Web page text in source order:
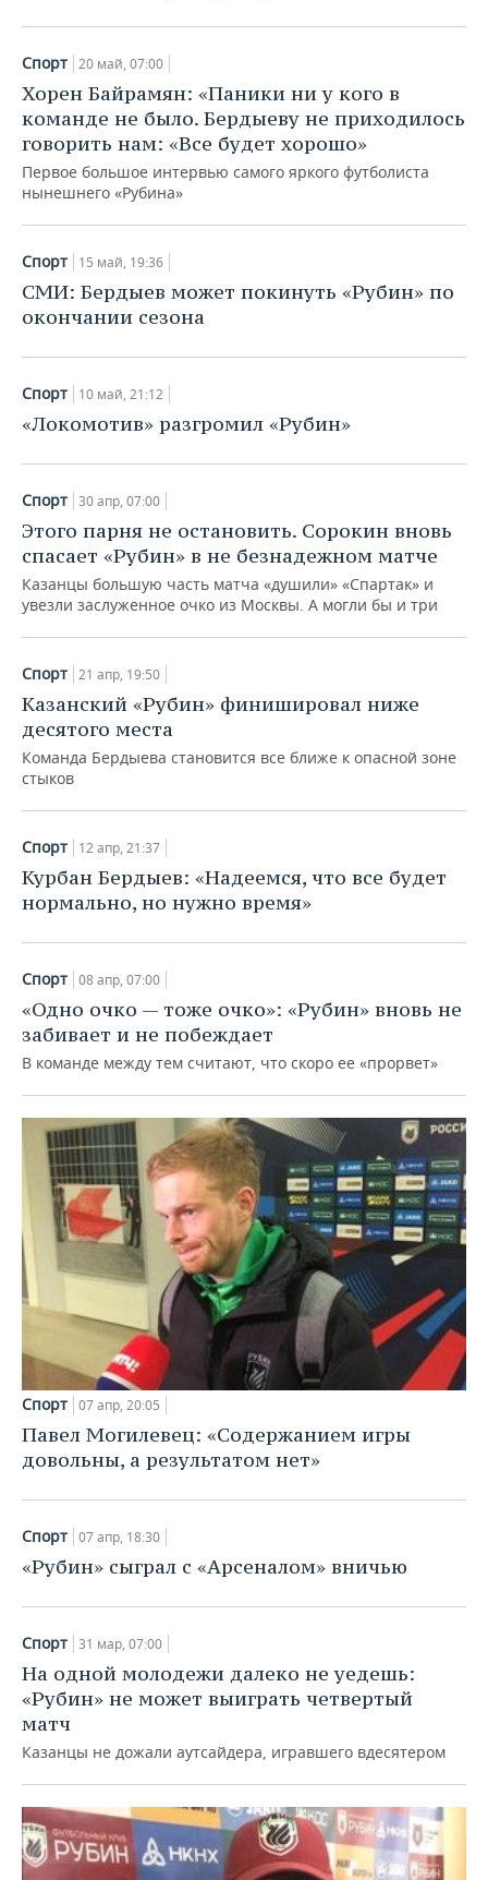
Спорт 20 май, 07:00
Хорен Байрамян: «Паники ни у кого в
команде не было. Бердыеву не приходилось
говорить нам: «Все будет хорошо»
Первое большое интервью самого яркого футболиста
нынешнего «Рубина»
Спорт 15 май, 19:36
СМИ: Бердыев может покинуть «Рубин» по
окончании сезона
Спорт 10 май, 21:12
«Локомотив» разгромил «Рубин»
Спорт 30 апр, 07:00
Этого парня не остановить. Сорокин вновь
спасает «Рубин» в не безнадежном матче
Казанцы большую часть матча «душили» «Спартак» и
увезли заслуженное очко из Москвы. А могли бы и три
Спорт 21 апр, 19:50
Казанский «Рубин» финишировал ниже
десятого места
Команда Бердыева становится все ближе к опасной зоне
стыков
Спорт 12 апр, 21:37
Курбан Бердыев: «Надеемся, что все будет
нормально, но нужно время»
Спорт 08 апр, 07:00
«Одно очко — тоже очко»: «Рубин» вновь не
забивает и не побеждает
В команде между тем считают, что скоро ее «прорвет»
Спорт 07 апр, 20:05
Павел Могилевец: «Содержанием игры
довольны, а результатом нет»
Спорт 07 апр, 18:30
«Рубин» сыграл с «Арсеналом» вничью
Спорт 31 мар, 07:00
На одной молодежи далеко не уедешь:
«Рубин» не может выиграть четвертый
матч
Казанцы не дожали аутсайдера, игравшего вдесятером